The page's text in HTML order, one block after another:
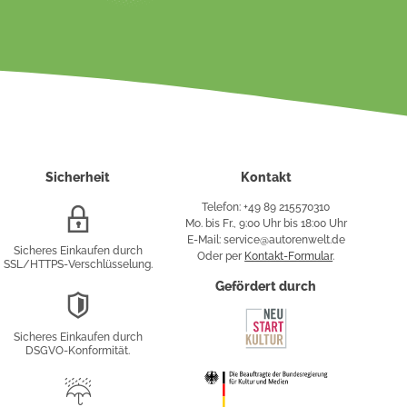
Sicherheit
Verschlüsselung
Sicheres Einkaufen durch
SSL/HTTPS-Verschlüsselung.
Sicheres Einkaufen durch
DSGVO-Konformität.
Kontakt
Telefon: +49 89 215570310
Mo. bis Fr., 9:00 Uhr bis 18:00 Uhr
E-Mail: service@autorenwelt.de
Oder per Kontakt-Formular.
Gefördert durch